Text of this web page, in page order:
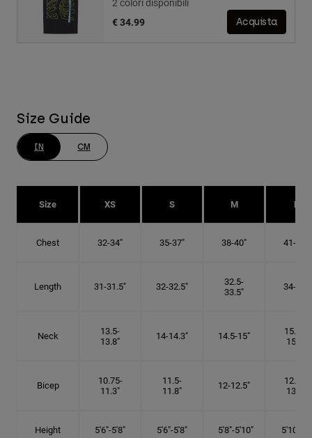
€ 34.99
Acquista
Size Guide
IN CM
Size XS S M L
Chest 32-34" 35-37" 38-40" 41-43"
Length 31-31.5" 32-32.5"
32.5-
33.5"
34-35"
Neck
13.5-
13.8"
14-14.3" 14.5-15"
15.25-
15.5"
Bicep
10.75-
11.3"
11.5-
11.8"
12-12.5"
12.75-
13.3"
Height 5'6"-5'8" 5'6"-5'8" 5'8"-5'10" 5'10"- 6'